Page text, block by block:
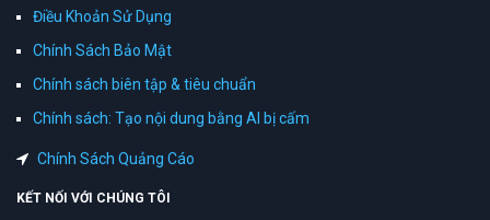
Điều Khoản Sử Dụng
Chính Sách Bảo Mật
Chính sách biên tập & tiêu chuẩn
Chính sách: Tạo nội dung bằng AI bị cấm
Chính Sách Quảng Cáo
KẾT NỐI VỚI CHÚNG TÔI